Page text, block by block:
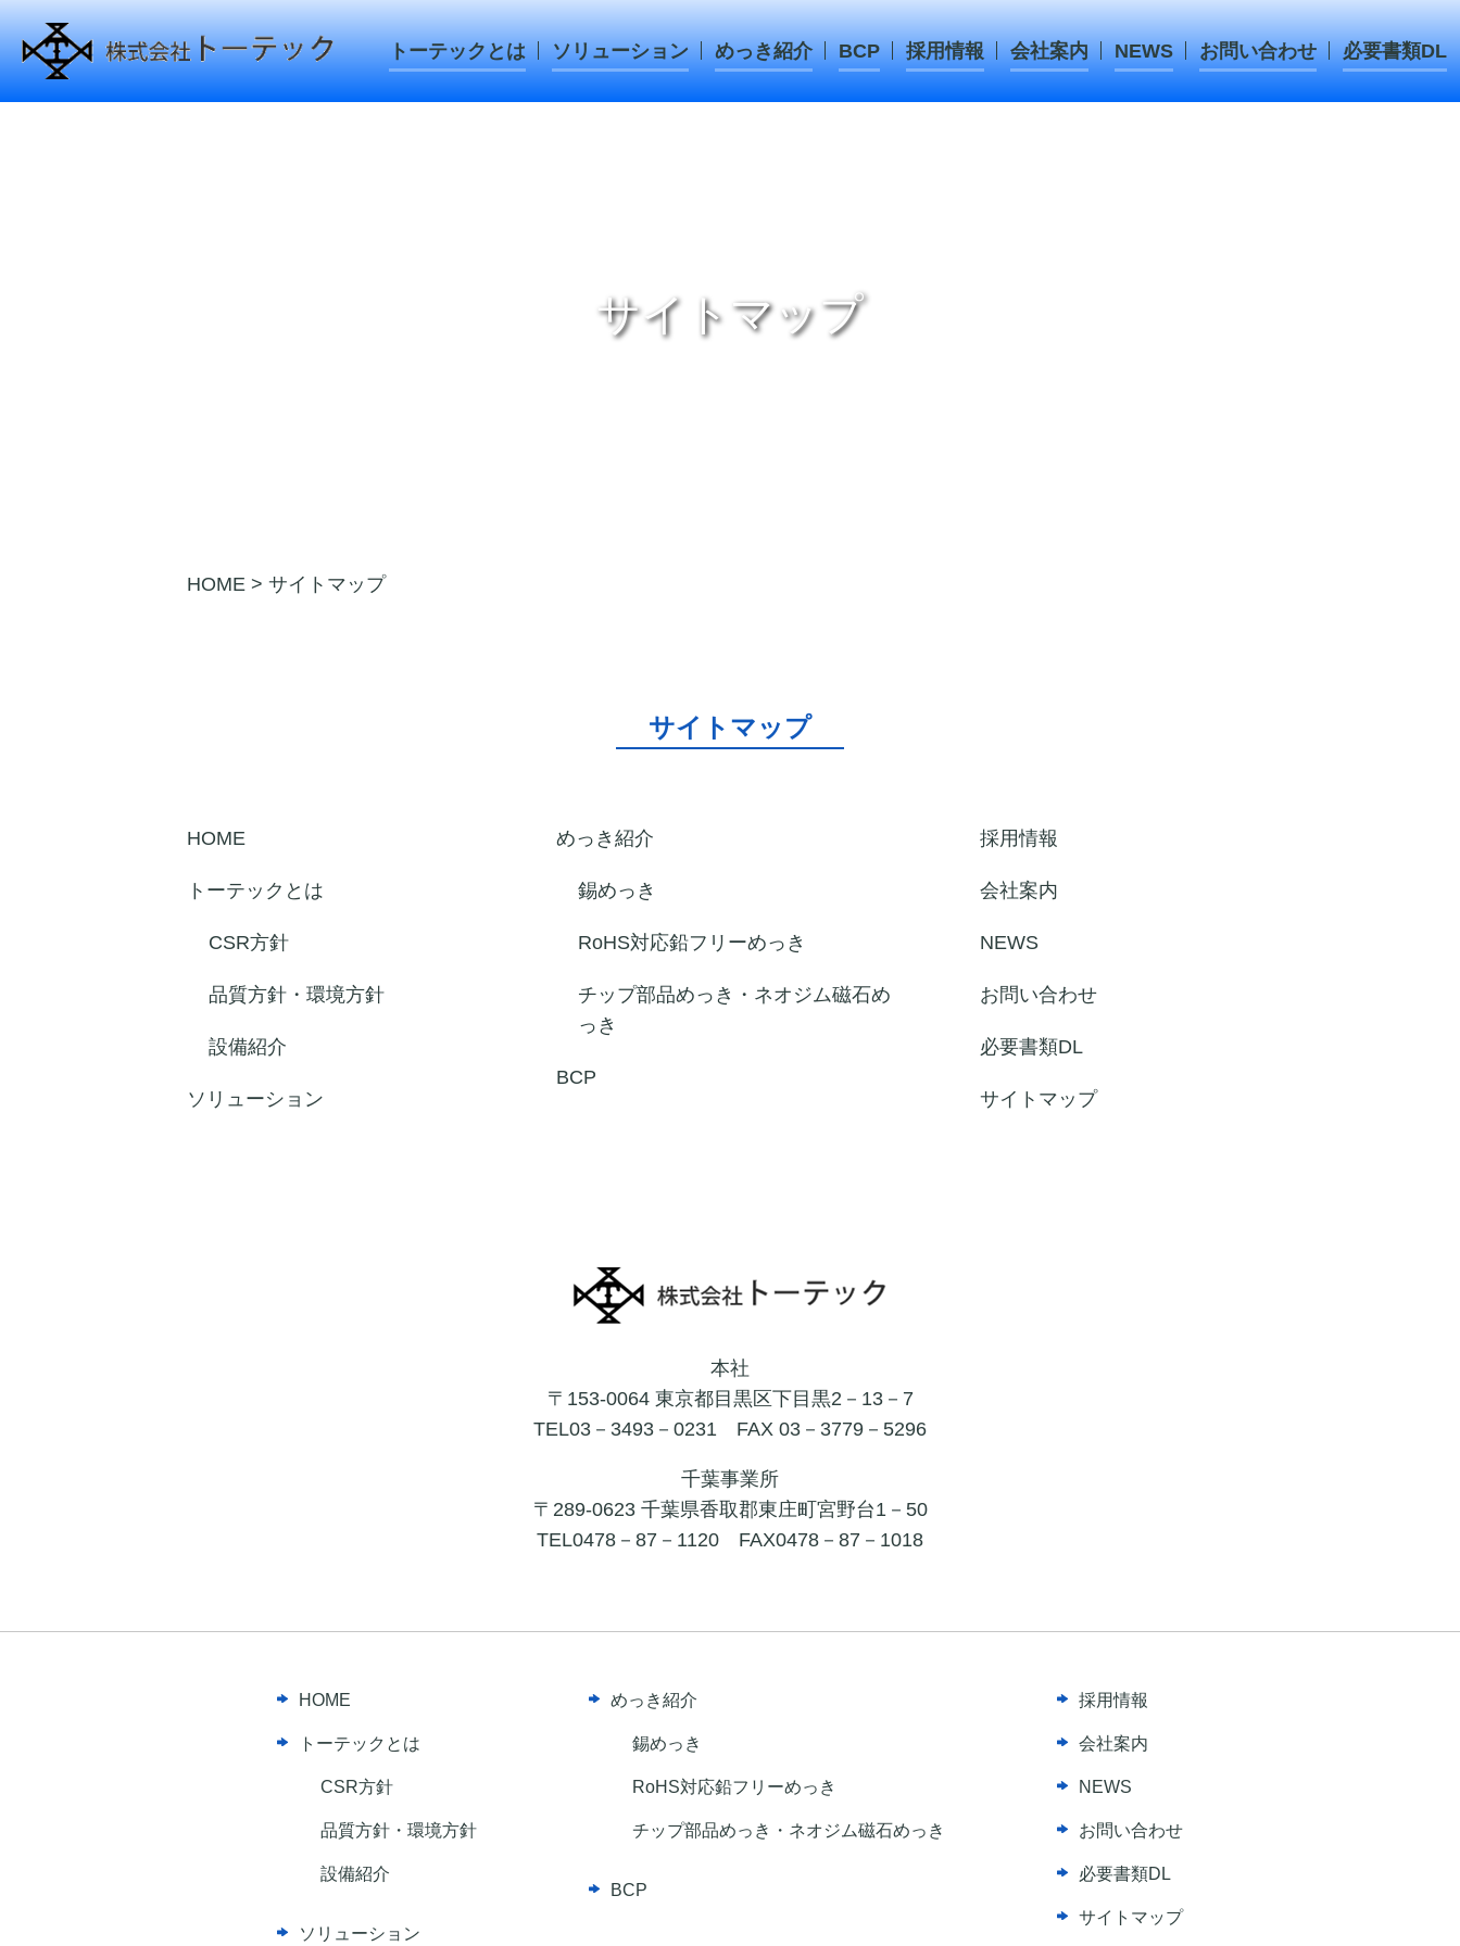
トーテックとは ソリューション めっき紹介 BCP 採用情報 会社案内 NEWS お問い合わせ 必要書類DL
サイトマップ
HOME > サイトマップ
サイトマップ
HOME
トーテックとは
CSR方針
品質方針・環境方針
設備紹介
ソリューション
めっき紹介
錫めっき
RoHS対応鉛フリーめっき
チップ部品めっき・ネオジム磁石め
っき
BCP
採用情報
会社案内
NEWS
お問い合わせ
必要書類DL
サイトマップ
本社
〒153-0064 東京都目黒区下目黒2－13－7
TEL03－3493－0231
FAX 03－3779－5296
千葉事業所
〒289-0623 千葉県香取郡東庄町宮野台1－50
TEL0478－87－1120
FAX0478－87－1018
HOME
トーテックとは
CSR方針
品質方針・環境方針
設備紹介
ソリューション
めっき紹介
錫めっき
RoHS対応鉛フリーめっき
チップ部品めっき・ネオジム磁石めっき
BCP
採用情報
会社案内
NEWS
お問い合わせ
必要書類DL
サイトマップ